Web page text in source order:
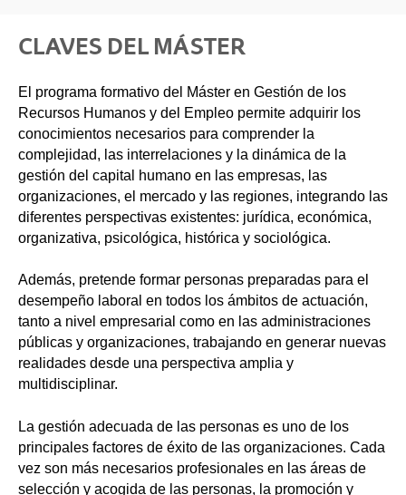
CLAVES DEL MÁSTER
El programa formativo del Máster en Gestión de los
Recursos Humanos y del Empleo permite adquirir los
conocimientos necesarios para comprender la
complejidad, las interrelaciones y la dinámica de la
gestión del capital humano en las empresas, las
organizaciones, el mercado y las regiones, integrando las
diferentes perspectivas existentes: jurídica, económica,
organizativa, psicológica, histórica y sociológica.
Además, pretende formar personas preparadas para el
desempeño laboral en todos los ámbitos de actuación,
tanto a nivel empresarial como en las administraciones
públicas y organizaciones, trabajando en generar nuevas
realidades desde una perspectiva amplia y
multidisciplinar.
La gestión adecuada de las personas es uno de los
principales factores de éxito de las organizaciones. Cada
vez son más necesarios profesionales en las áreas de
selección y acogida de las personas, la promoción y